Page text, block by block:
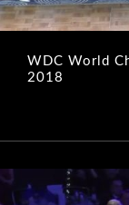
WDC World
2018